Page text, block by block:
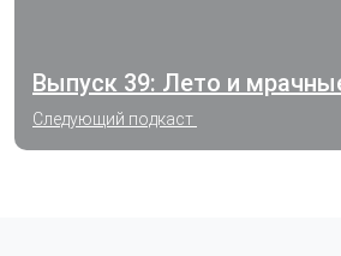
Выпуск 39: Лето и
Следующий подкаст